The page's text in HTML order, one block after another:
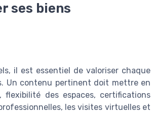
ses biens
il est essentiel de valoriser chaque
Un contenu pertinent doit mettre en
des espaces, certifications
les visites virtuelles et